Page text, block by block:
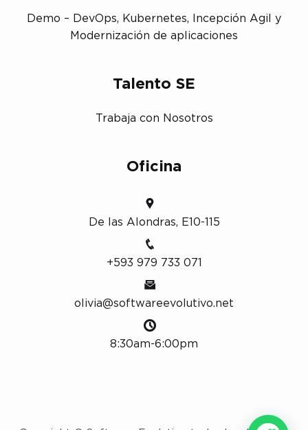
Demo – DevOps, Kubernetes, Incepción Agil y
Modernización de aplicaciones
Talento SE
Trabaja con Nosotros
Oficina
De las Alondras, E10-115
+593 979 733 071
olivia@softwareevolutivo.net
8:30am-6:00pm